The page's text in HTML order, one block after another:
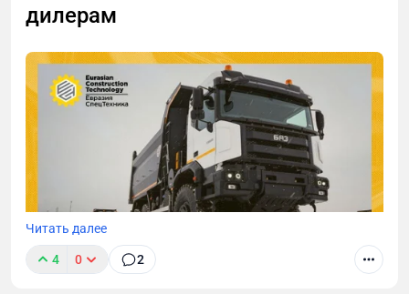
дилерам
Читать далее
4 0 2